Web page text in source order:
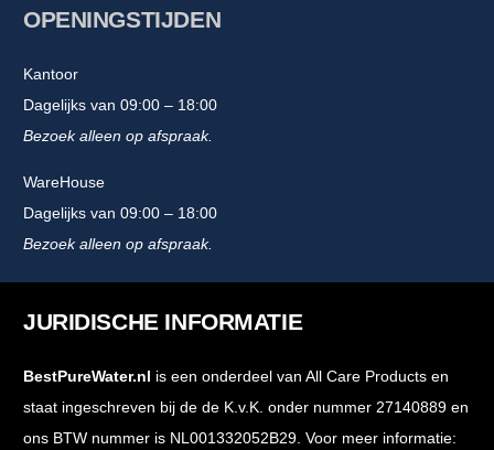
OPENINGSTIJDEN
Kantoor
Dagelijks van 09:00 – 18:00
Bezoek alleen op afspraak.
WareHouse
Dagelijks van 09:00 – 18:00
Bezoek alleen op afspraak.
JURIDISCHE INFORMATIE
BestPureWater.nl is een onderdeel van All Care Products en
staat ingeschreven bij de de K.v.K. onder nummer 27140889 en
ons BTW nummer is NL001332052B29. Voor meer informatie: